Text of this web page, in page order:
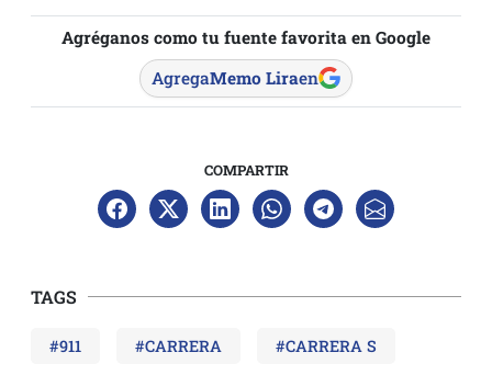
Agréganos como tu fuente favorita en Google
AgregaMemo Liraen
COMPARTIR
TAGS
#911 #CARRERA #CARRERA S